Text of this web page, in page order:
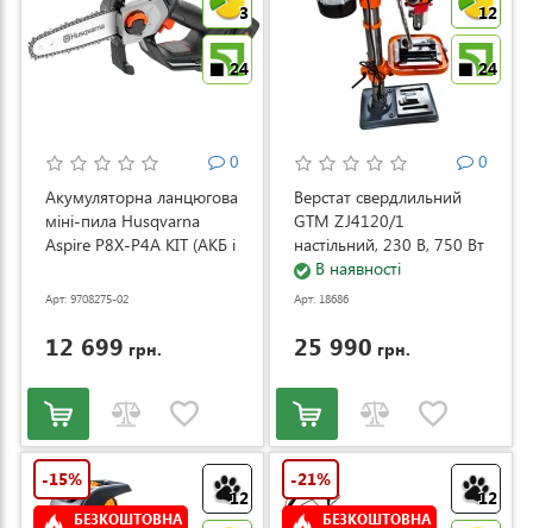
3
24
0
Акумуляторна ланцюгова
міні-пила Husqvarna
Aspire P8X-P4A KIT (АКБ і
Арт: 9708275-02
12 699 грн.
12
24
0
Верстат свердлильний
GTM ZJ4120/1
настільний, 230 В, 750 Вт
(ZJ4120/1)
В наявності
Арт: 18686
25 990 грн.
12
-15%
БЕЗКОШТОВНА
12
-21%
БЕЗКОШТОВНА